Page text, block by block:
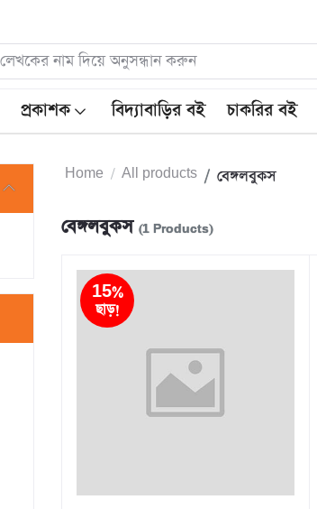
প্রকাশক বিদ্যাবাড়ির বই চাকরির বই
Home All products বেঙ্গলবুকস
বেঙ্গলবুকস (1 Products)
15%
ছাড়!